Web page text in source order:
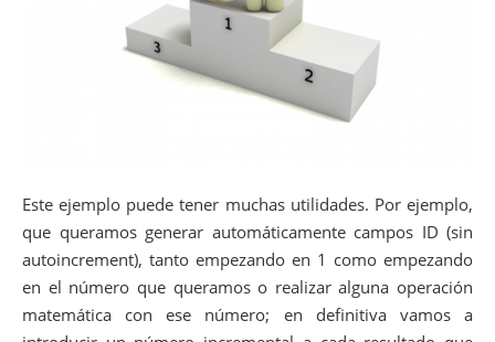
Este ejemplo puede tener muchas utilidades. Por ejemplo,
que queramos generar automáticamente campos ID (sin
autoincrement), tanto empezando en 1 como empezando
en el número que queramos o realizar alguna operación
matemática con ese número; en definitiva vamos a